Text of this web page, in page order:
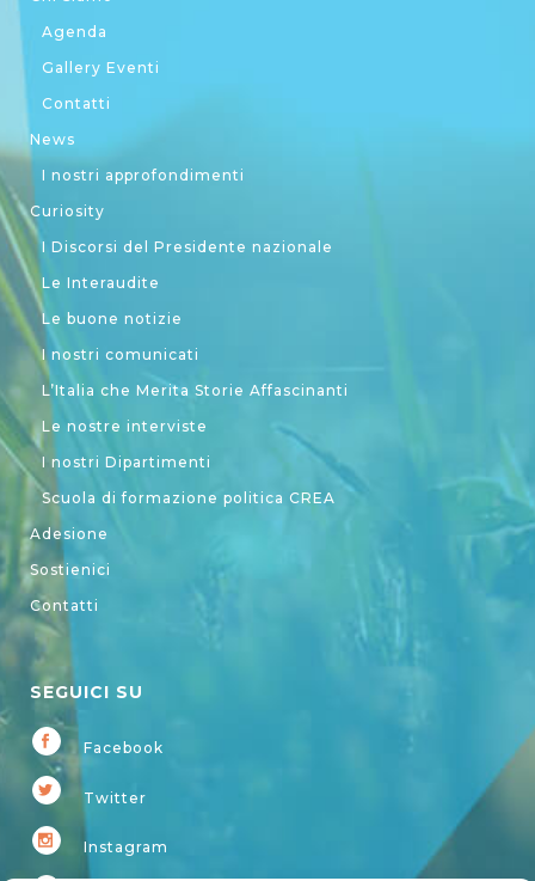
Agenda
Gallery Eventi
Contatti
News
I nostri approfondimenti
Curiosity
I Discorsi del Presidente nazionale
Le Interaudite
Le buone notizie
I nostri comunicati
L’Italia che Merita Storie Affascinanti
Le nostre interviste
I nostri Dipartimenti
Scuola di formazione politica CREA
Adesione
Sostienici
Contatti
SEGUICI SU
Facebook
Twitter
Instagram